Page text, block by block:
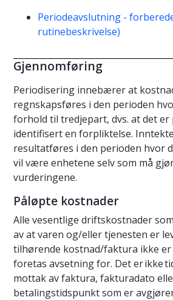
Periodeavslutning -
rutinebeskrivelse)
Gjennomføring
Periodisering innebærer at
regnskapsføres i den perioden
forhold til tredjepart, dvs. at det
identifisert en forpliktelse.
resultatføres i den perioden hvor
vil være enhetene selv som må
vurderingene.
Påløpte kostnader
Alle vesentlige driftskostnader
av at varen og/eller tjenesten er
tilhørende kostnad/faktura ikke
foretas avsetning for. Det er ikke
mottak av faktura, fakturadato
betalingstidspunkt som er